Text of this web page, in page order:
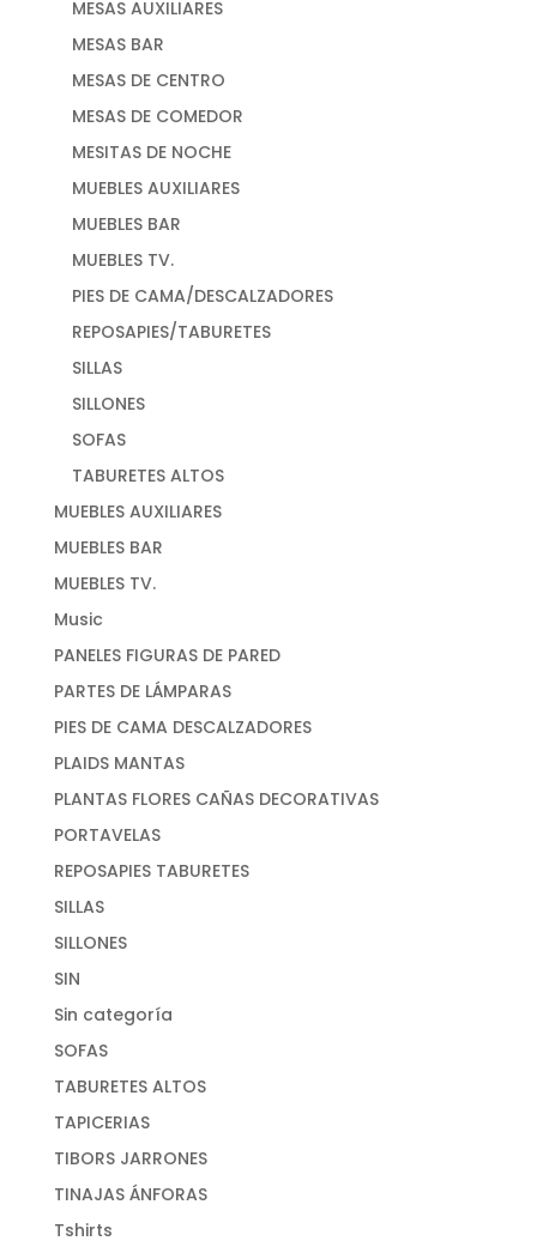
MESAS AUXILIARES
MESAS BAR
MESAS DE CENTRO
MESAS DE COMEDOR
MESITAS DE NOCHE
MUEBLES AUXILIARES
MUEBLES BAR
MUEBLES TV.
PIES DE CAMA/DESCALZADORES
REPOSAPIES/TABURETES
SILLAS
SILLONES
SOFAS
TABURETES ALTOS
MUEBLES AUXILIARES
MUEBLES BAR
MUEBLES TV.
Music
PANELES FIGURAS DE PARED
PARTES DE LÁMPARAS
PIES DE CAMA DESCALZADORES
PLAIDS MANTAS
PLANTAS FLORES CAÑAS DECORATIVAS
PORTAVELAS
REPOSAPIES TABURETES
SILLAS
SILLONES
SIN
Sin categoría
SOFAS
TABURETES ALTOS
TAPICERIAS
TIBORS JARRONES
TINAJAS ÁNFORAS
Tshirts